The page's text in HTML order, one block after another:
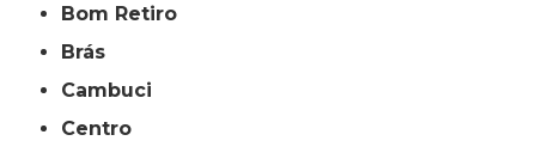
Bom Retiro
Brás
Cambuci
Centro